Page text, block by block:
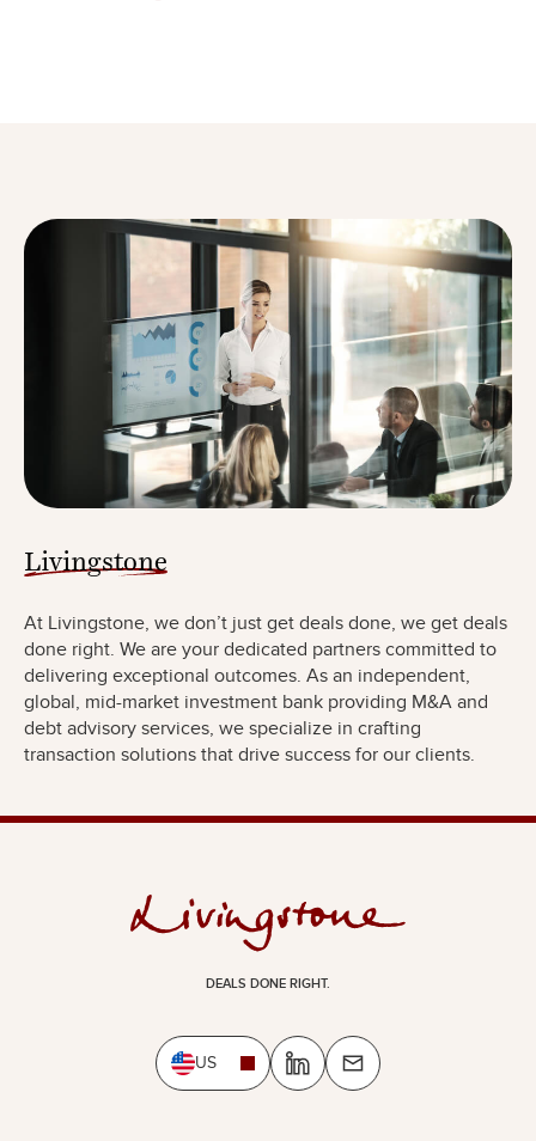
Livingstone
At Livingstone, we don’t just get deals done, we get deals
done right. We are your dedicated partners committed to
delivering exceptional outcomes. As an independent,
global, mid-market investment bank providing M&A and
debt advisory services, we specialize in crafting
transaction solutions that drive success for our clients.
DEALS DONE RIGHT.
US